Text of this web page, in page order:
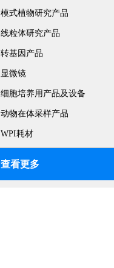
模式植物研究产品
线粒体研究产品
转基因产品
显微镜
细胞培养用产品及设备
动物在体采样产品
WPI耗材
查看更多